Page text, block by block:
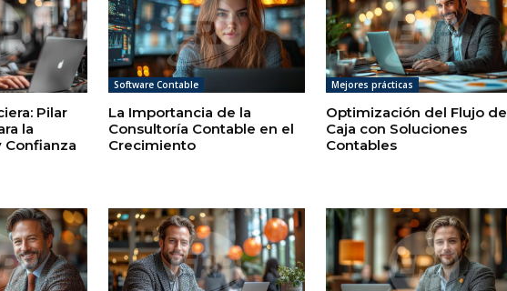
Pilar
la
Confianza
Software Contable
La Importancia de la
Consultoría Contable en el
Crecimiento
Mejores prácticas
Optimización del Flujo de
Caja con Soluciones
Contables